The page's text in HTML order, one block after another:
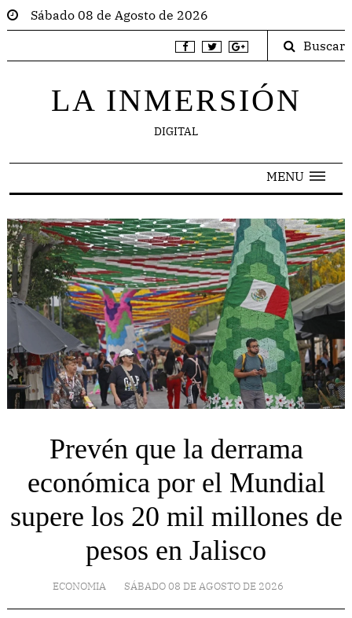
Sábado 08 de Agosto de 2026
Buscar
LA INMERSIÓN
DIGITAL
MENU
Prevén que la derrama
económica por el Mundial
supere los 20 mil millones de
pesos en Jalisco
ECONOMIA SÁBADO 08 DE AGOSTO DE 2026